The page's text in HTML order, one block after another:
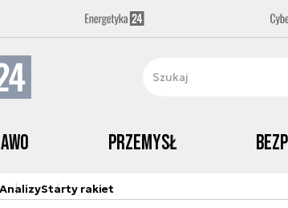
Przemysł
AnalizyStarty rakiet